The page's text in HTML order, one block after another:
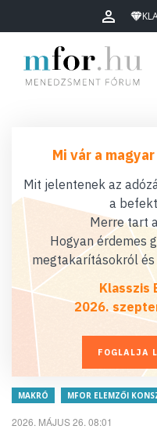
Mi vár a
Mit jelentenek az
a
Merre tart
Hogyan érdemes
megtakarításokról
Klasszis
2026.
FOGLALJA
MAKRÓ MFOR ELEMZŐI
2026. MÁJUS 26. 08:01